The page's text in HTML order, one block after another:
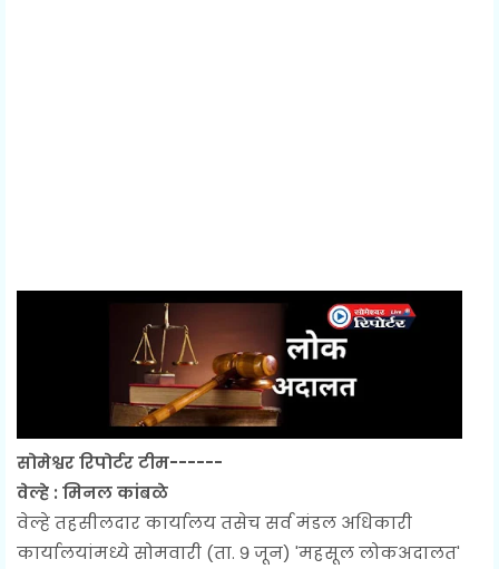
सोमेश्वर रिपोर्टर टीम------
वेल्हे : मिनल कांबळे
वेल्हे तहसीलदार कार्यालय तसेच सर्व मंडल अधिकारी
कार्यालयांमध्ये सोमवारी (ता. ९ जून) 'महसूल लोकअदालत'